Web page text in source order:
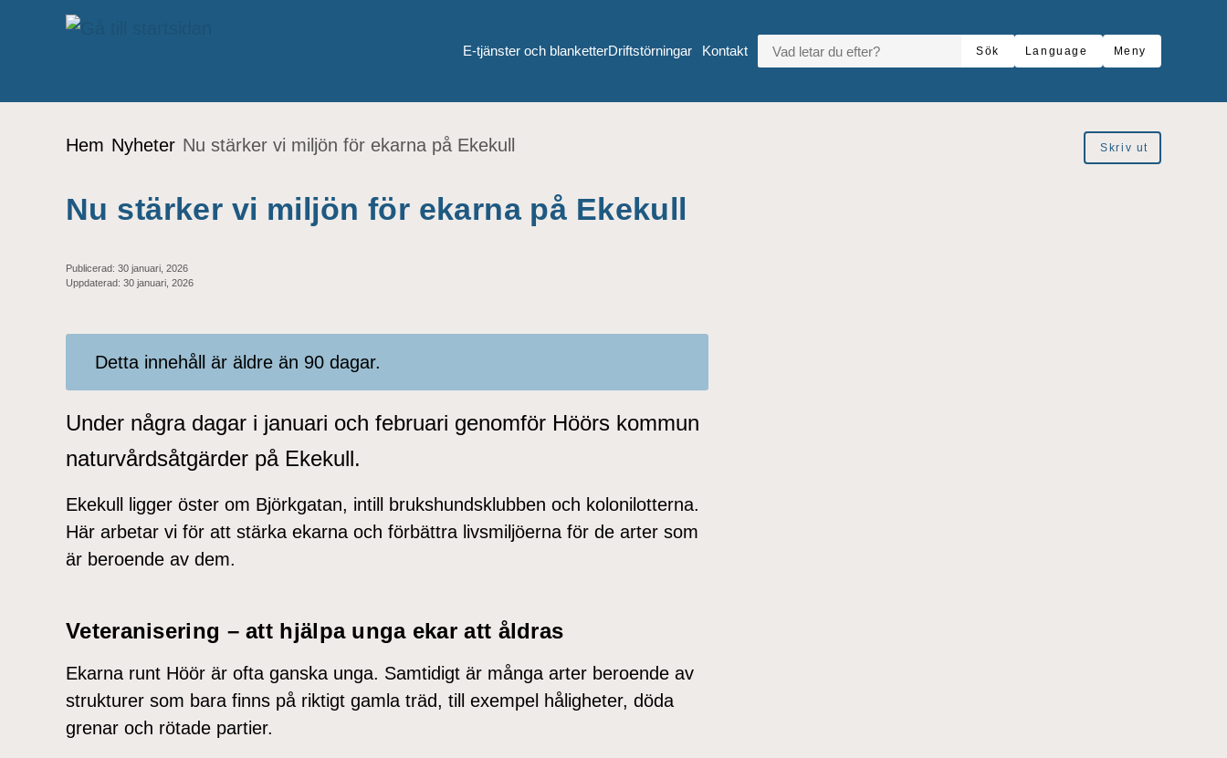
Gå till innehåll
E-tjänster och blanketterDriftstörningar Kontakt
VAD LETAR DU EFTER?
Sök
Language Meny
Du är här:
Hem Nyheter Nu stärker vi miljön för ekarna på Ekekull Skriv ut
Nu stärker vi miljön för ekarna på Ekekull
Publicerad: 30 januari, 2026
Uppdaterad: 30 januari, 2026
Detta innehåll är äldre än 90 dagar.
Under några dagar i januari och februari genomför Höörs kommun
naturvårdsåtgärder på Ekekull.
Ekekull ligger öster om Björkgatan, intill brukshundsklubben och kolonilotterna.
Här arbetar vi för att stärka ekarna och förbättra livsmiljöerna för de arter som
är beroende av dem.
Veteranisering – att hjälpa unga ekar att åldras
Ekarna runt Höör är ofta ganska unga. Samtidigt är många arter beroende av
strukturer som bara finns på riktigt gamla träd, till exempel håligheter, döda
grenar och rötade partier.